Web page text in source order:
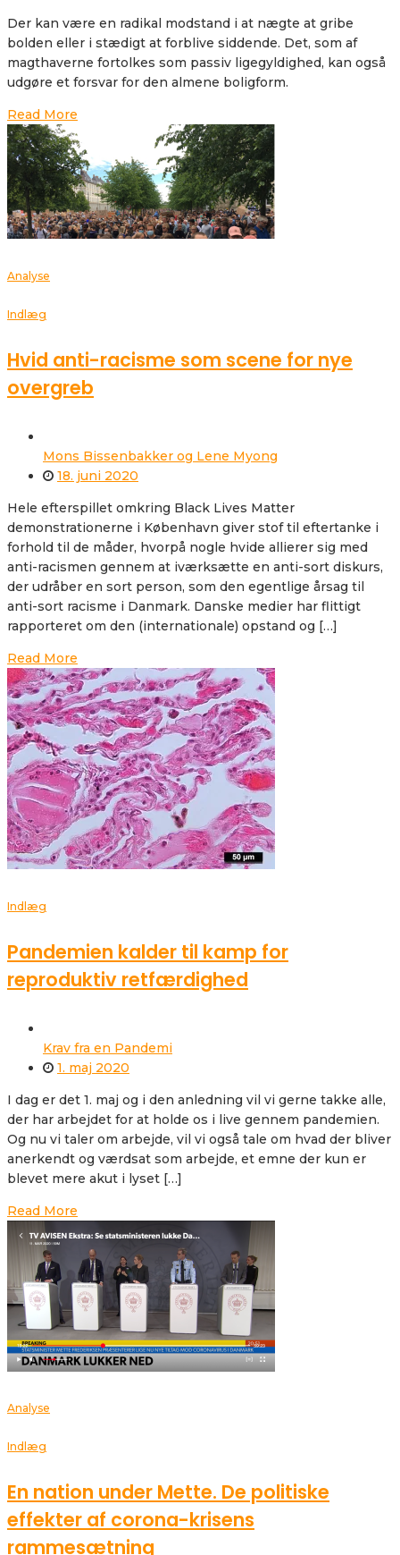
Der kan være en radikal modstand i at nægte at gribe
bolden eller i stædigt at forblive siddende. Det, som af
magthaverne fortolkes som passiv ligegyldighed, kan også
udgøre et forsvar for den almene boligform.
Read More
Analyse
Indlæg
Hvid anti-racisme som scene for nye
overgreb
Mons Bissenbakker og Lene Myong
18. juni 2020
Hele efterspillet omkring Black Lives Matter
demonstrationerne i København giver stof til eftertanke i
forhold til de måder, hvorpå nogle hvide allierer sig med
anti-racismen gennem at iværksætte en anti-sort diskurs,
der udråber en sort person, som den egentlige årsag til
anti-sort racisme i Danmark. Danske medier har flittigt
rapporteret om den (internationale) opstand og […]
Read More
Indlæg
Pandemien kalder til kamp for
reproduktiv retfærdighed
Krav fra en Pandemi
1. maj 2020
I dag er det 1. maj og i den anledning vil vi gerne takke alle,
der har arbejdet for at holde os i live gennem pandemien.
Og nu vi taler om arbejde, vil vi også tale om hvad der bliver
anerkendt og værdsat som arbejde, et emne der kun er
blevet mere akut i lyset […]
Read More
Analyse
Indlæg
En nation under Mette. De politiske
effekter af corona-krisens
rammesætning